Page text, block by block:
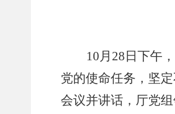
10月 28 日 下午
党的使命任务，坚
会议并讲话 ，厅党